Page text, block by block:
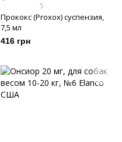
5
Прококс (Proxox) суспензия,
7,5 мл
416 грн